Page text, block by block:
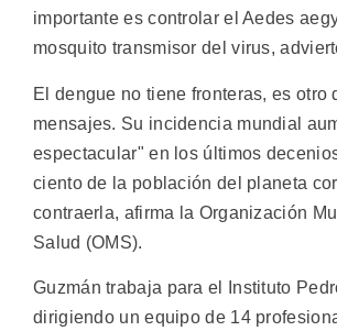
importante es controlar el Aedes
mosquito transmisor del virus,
El dengue no tiene fronteras, es otro
mensajes. Su incidencia mundial
espectacular" en los últimos
ciento de la población del planeta
contraerla, afirma la Organización
Salud (OMS).
Guzmán trabaja para el Instituto
dirigiendo un equipo de 14